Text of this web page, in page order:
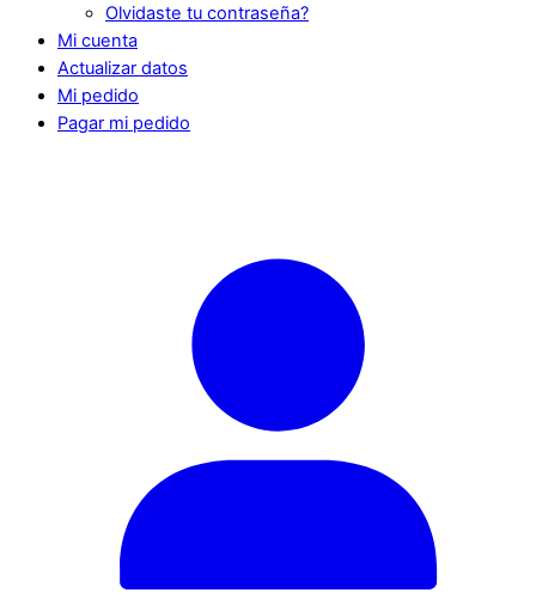
Olvidaste tu contraseña?
Mi cuenta
Actualizar datos
Mi pedido
Pagar mi pedido